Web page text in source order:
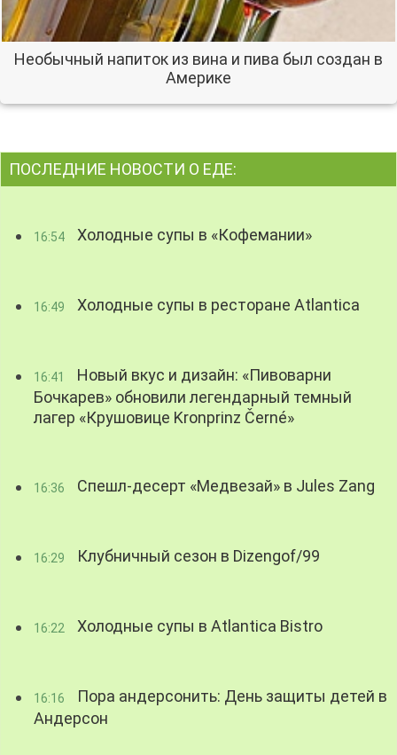
Необычный напиток из вина и пива был создан в
Америке
ПОСЛЕДНИЕ НОВОСТИ О ЕДЕ:
16:54 Холодные супы в «Кофемании»
16:49 Холодные супы в ресторане Atlantica
16:41
Новый вкус и дизайн: «Пивоварни
Бочкарев» обновили легендарный темный
лагер «Крушовице Kronprinz Černé»
16:36 Спешл-десерт «Медвезай» в Jules Zang
16:29 Клубничный сезон в Dizengof/99
16:22 Холодные супы в Atlantica Bistro
16:16
Пора андерсонить: День защиты детей в
Андерсон